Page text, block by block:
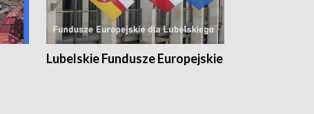
Lubelskie Fundusze Europejskie